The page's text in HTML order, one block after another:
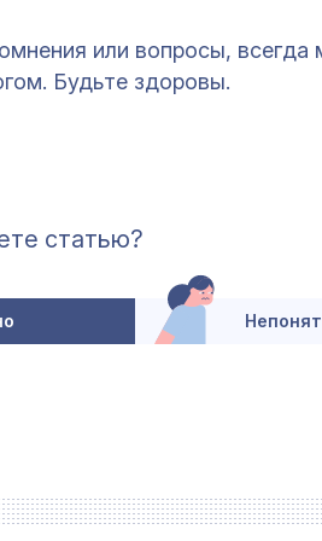
или вопросы,
Будьте здоровы.
статью?